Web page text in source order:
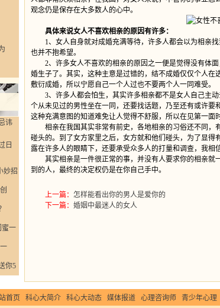
讳
日
妙招
蜜一
你5
观念仍是保存在大多数人的心中。
具体来说女人不喜欢相亲的原因有许多：
1、女人自身就对成婚充满等待，许多人都会以为相亲找
也并不抱希望。
2、许多女人不喜欢的相亲的原因之一便是觉得没有体面
婚生子了。其实，这种主意是过错的，结不成婚仅仅个人
敷衍成婚，所以宁愿自己一个人过也不要两个人一同难受。
3、许多人都会怕生，其实许多相亲都不是女人自己主动
个从未见过的男性坐在一同，还要找话题，乃至还有或许要
这种充满意图的知道难免让人觉得不舒服，所以在见第一面
相亲在我国其实非常有前史，各地相亲的习俗还不同，
碰头的。到了女方家里之后，女方就和他们碰头，为了显
露在许多人的眼睛下，还要承受众多人的打量和调查，我相
其实相亲是一件很正常的事，并没有人要求你的相亲就
到的人，最终的决定权仍是在你自己手中。
上一篇： 怎样能看出你的男人是爱你的
下一篇： 婚姻中最迷人的女人
首页 科心大简介 科心大动态 媒体报道 心理咨询师 青少年心理